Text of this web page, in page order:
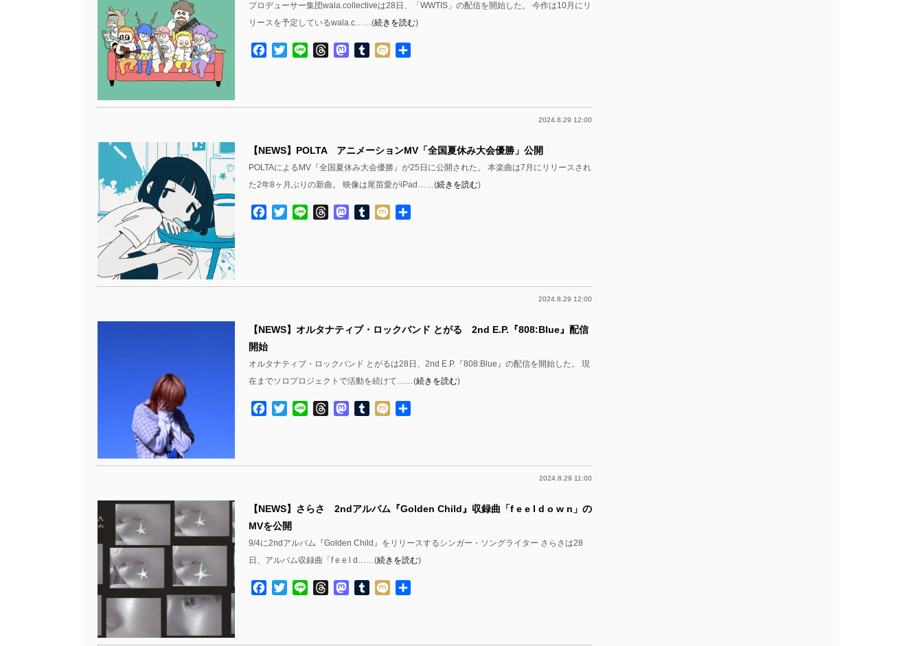
プロデューサー集団wala.collectiveは28日、「WWTIS」の配信を開始した。 今作は10月にリ
リースを予定しているwala.c……(続きを読む)
Facebook
TwitterLine ThreadsMastodon
TumblrMixi
2024.8.29 12:00
【NEWS】POLTA アニメーションMV「全国夏休み大会優勝」公開
POLTAによるMV『全国夏休み大会優勝』が25日に公開された。 本楽曲は7月にリリースされ
た2年8ヶ月ぶりの新曲。 映像は尾苗愛がiPad……(続きを読む)
Facebook
TwitterLine ThreadsMastodon
TumblrMixi
2024.8.29 12:00
【NEWS】オルタナティブ・ロックバンド とがる 2nd E.P.『808:Blue』配信
開始
オルタナティブ・ロックバンド とがるは28日、2nd E.P.『808:Blue』の配信を開始した。 現
在までソロプロジェクトで活動を続けて……(続きを読む)
Facebook
TwitterLine ThreadsMastodon
TumblrMixi
2024.8.29 11:00
【NEWS】さらさ 2ndアルバム『Golden Child』収録曲「f e e l d o w n」の
MVを公開
9/4に2ndアルバム『Golden Child』をリリースするシンガー・ソングライター さらさは28
日、アルバム収録曲「f e e l d……(続きを読む)
Facebook
TwitterLine ThreadsMastodon
TumblrMixi